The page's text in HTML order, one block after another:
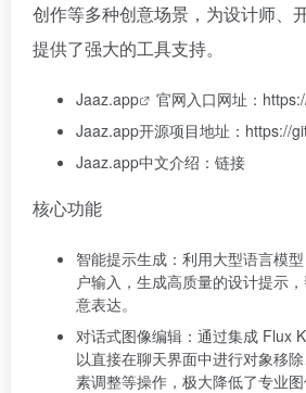
创作等多种创意场景，为设计师、
提供了强大的工具支持。
Jaaz.app
官网入口网址：
Jaaz.app开源项目地址：https://
Jaaz.app中文介绍：链接
核心功能
智能提示生成：利用大型语言模
户输入，生成高质量的设计提示
意表达。
对话式图像编辑：通过集成 Flux
以直接在聊天界面中进行对象移
素调整等操作，极大降低了专业图